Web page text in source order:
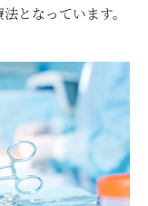
となっています。